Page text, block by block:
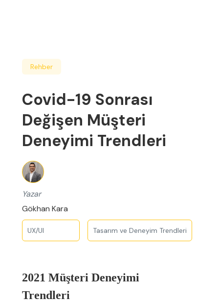
Rehber
Covid-19 Sonrası
Değişen Müşteri
Deneyimi Trendleri
Yazar
Gökhan Kara
UX/UI Tasarım ve Deneyim Trendleri
2021 Müşteri Deneyimi
Trendleri